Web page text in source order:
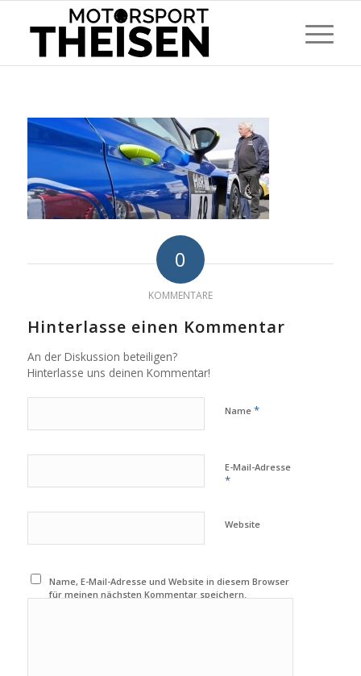
0
KOMMENTARE
Hinterlasse einen Kommentar
An der Diskussion beteiligen?
Hinterlasse uns deinen Kommentar!
Name *
E-Mail-Adresse
*
Website
Name, E-Mail-Adresse und Website in diesem Browser
für meinen nächsten Kommentar speichern.